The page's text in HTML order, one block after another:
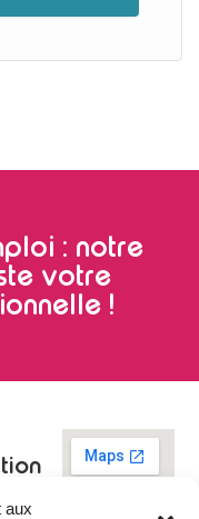
aux
: notre
votre
!